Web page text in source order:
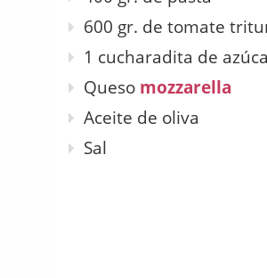
600 gr. de tomate
1 cucharadita de
Queso mozzarella
Aceite de oliva
Sal